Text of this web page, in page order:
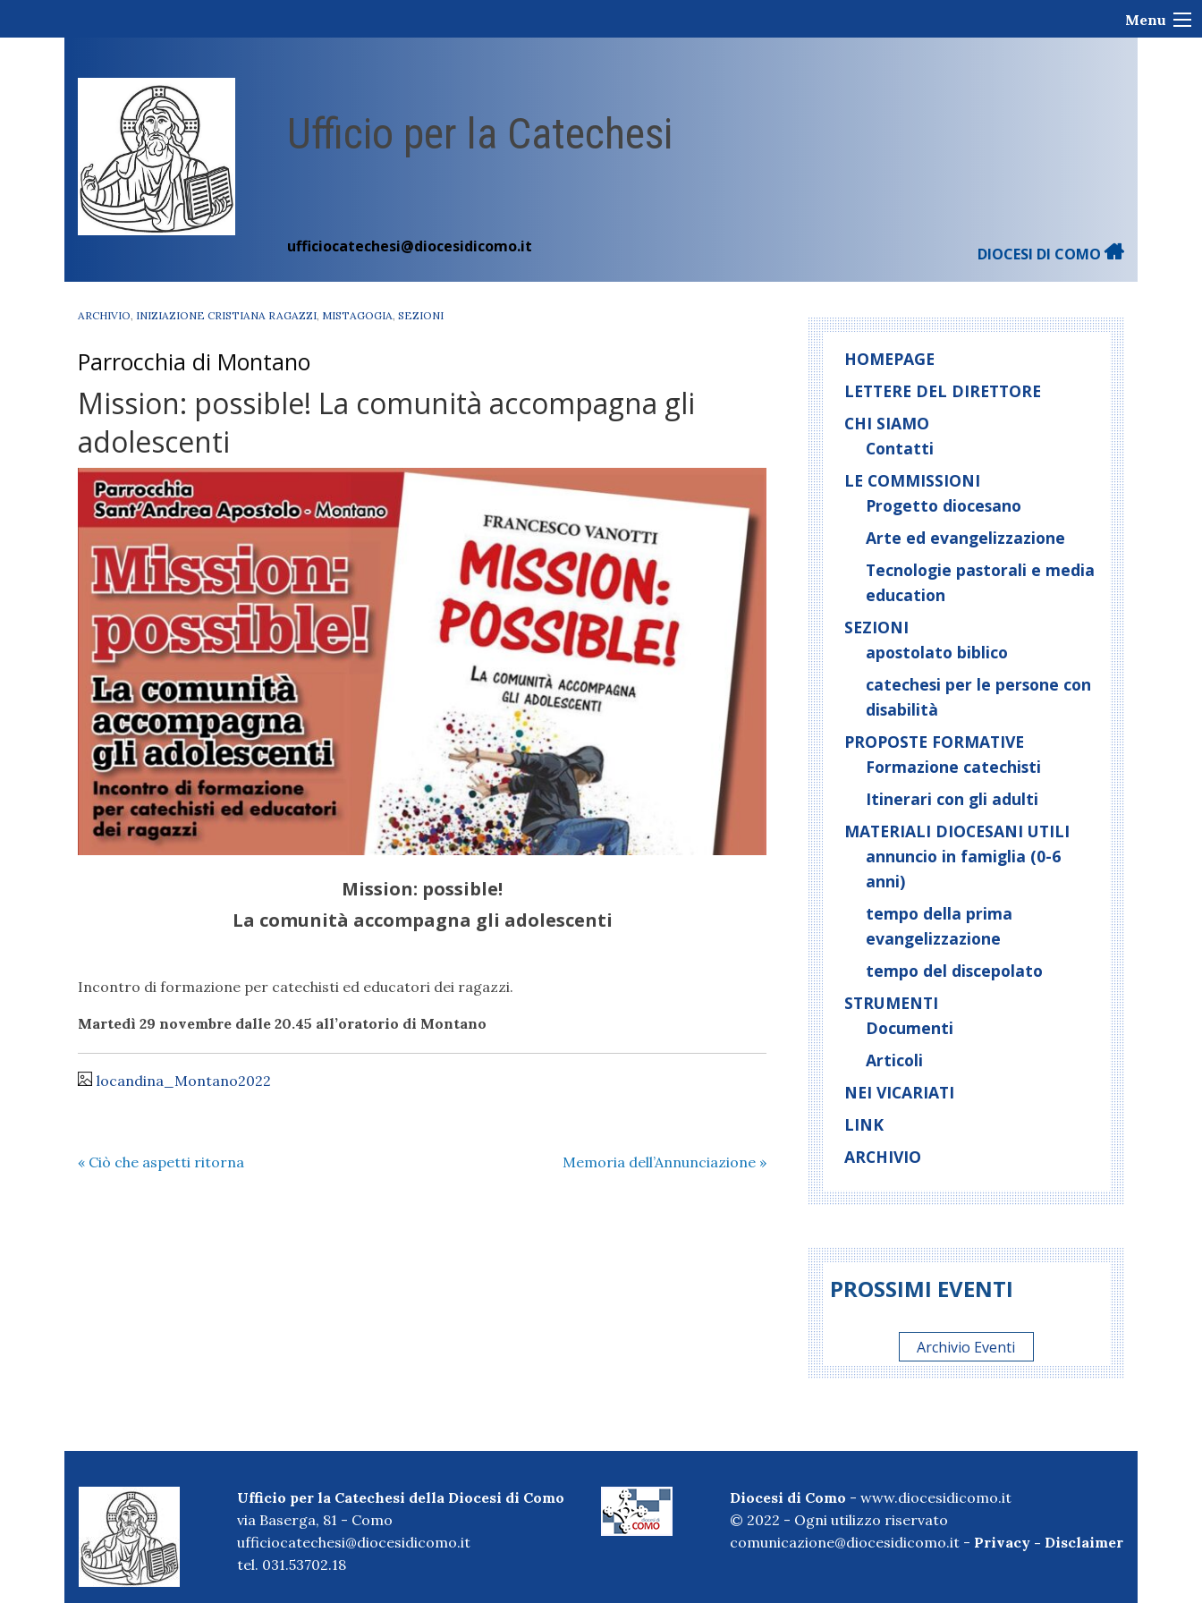
Menu
Ufficio per la Catechesi
ufficiocatechesi@diocesidicomo.it DIOCESI DI COMO
ARCHIVIO INIZIAZIONE CRISTIANA RAGAZZI MISTAGOGIA SEZIONI
Parrocchia di Montano
Mission: possible! La comunità accompagna gli
adolescenti
Mission: possible!
La comunità accompagna gli adolescenti
Incontro di formazione per catechisti ed educatori dei ragazzi.
Martedì 29 novembre dalle 20.45 all’oratorio di Montano
locandina_Montano2022
« Ciò che aspetti ritorna Memoria dell’Annunciazione »
HOMEPAGE
LETTERE DEL DIRETTORE
CHI SIAMO
Contatti
LE COMMISSIONI
Progetto diocesano
Arte ed evangelizzazione
Tecnologie pastorali e media
education
SEZIONI
apostolato biblico
catechesi per le persone con
disabilità
PROPOSTE FORMATIVE
Formazione catechisti
Itinerari con gli adulti
MATERIALI DIOCESANI UTILI
annuncio in famiglia (0-6
anni)
tempo della prima
evangelizzazione
tempo del discepolato
STRUMENTI
Documenti
Articoli
NEI VICARIATI
LINK
ARCHIVIO
PROSSIMI EVENTI
Archivio Eventi
Ufficio per la Catechesi della Diocesi di Como
via Baserga, 81 - Como
ufficiocatechesi@diocesidicomo.it
tel. 031.53702.18
Diocesi di Como - www.diocesidicomo.it
© 2022 - Ogni utilizzo riservato
comunicazione@diocesidicomo.it - Privacy - Disclaimer